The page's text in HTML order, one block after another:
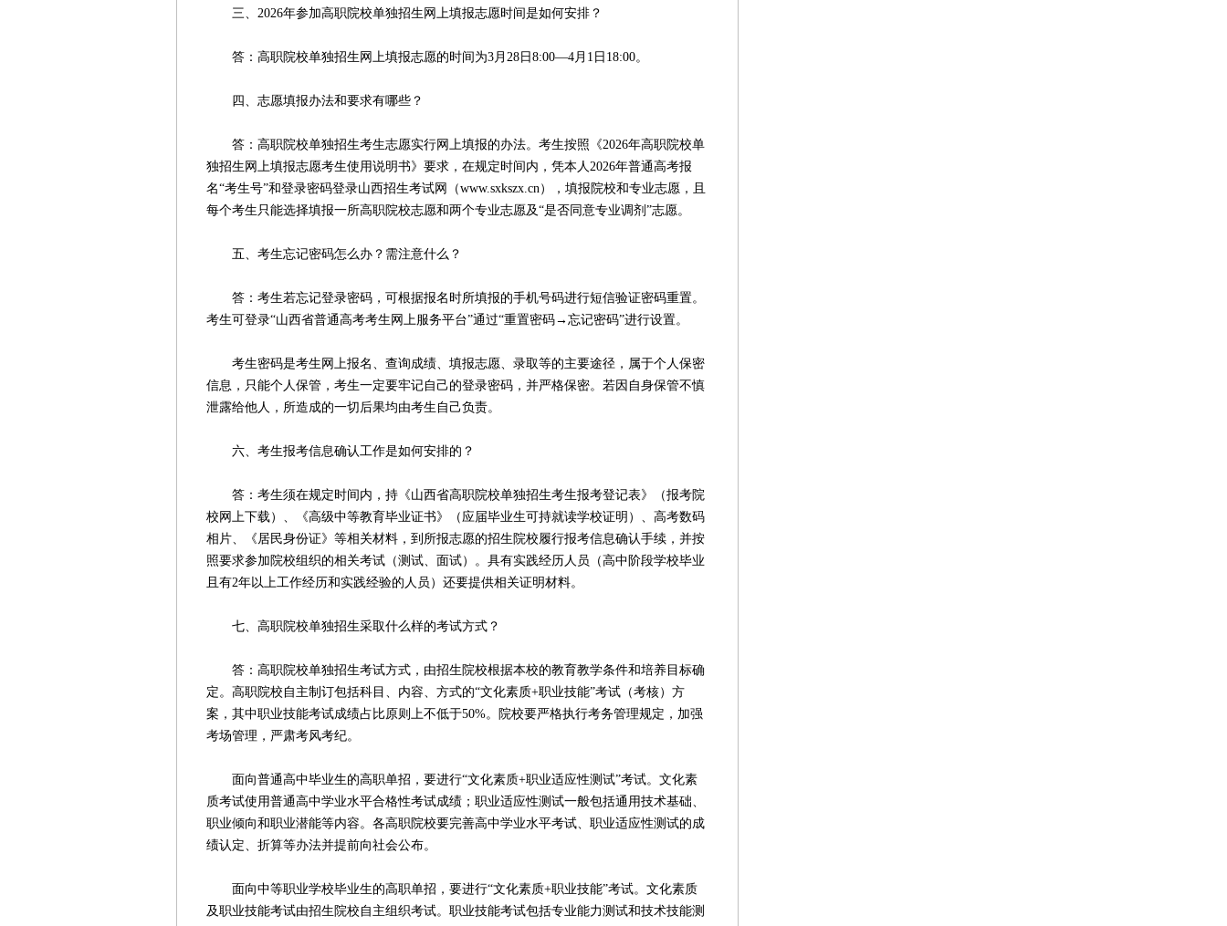
三、2026年参加高职院校单独招生网上填报志愿时间是如何安排？
答：高职院校单独招生网上填报志愿的时间为3月28日8:00—4月1日18:00。
四、志愿填报办法和要求有哪些？
答：高职院校单独招生考生志愿实行网上填报的办法。考生按照《2026年高职院校单
独招生网上填报志愿考生使用说明书》要求，在规定时间内，凭本人2026年普通高考报
名“考生号”和登录密码登录山西招生考试网（www.sxkszx.cn），填报院校和专业志愿，且
每个考生只能选择填报一所高职院校志愿和两个专业志愿及“是否同意专业调剂”志愿。
五、考生忘记密码怎么办？需注意什么？
答：考生若忘记登录密码，可根据报名时所填报的手机号码进行短信验证密码重置。
考生可登录“山西省普通高考考生网上服务平台”通过“重置密码→忘记密码”进行设置。
考生密码是考生网上报名、查询成绩、填报志愿、录取等的主要途径，属于个人保密
信息，只能个人保管，考生一定要牢记自己的登录密码，并严格保密。若因自身保管不慎
泄露给他人，所造成的一切后果均由考生自己负责。
六、考生报考信息确认工作是如何安排的？
答：考生须在规定时间内，持《山西省高职院校单独招生考生报考登记表》（报考院
校网上下载）、《高级中等教育毕业证书》（应届毕业生可持就读学校证明）、高考数码
相片、《居民身份证》等相关材料，到所报志愿的招生院校履行报考信息确认手续，并按
照要求参加院校组织的相关考试（测试、面试）。具有实践经历人员（高中阶段学校毕业
且有2年以上工作经历和实践经验的人员）还要提供相关证明材料。
七、高职院校单独招生采取什么样的考试方式？
答：高职院校单独招生考试方式，由招生院校根据本校的教育教学条件和培养目标确
定。高职院校自主制订包括科目、内容、方式的“文化素质+职业技能”考试（考核）方
案，其中职业技能考试成绩占比原则上不低于50%。院校要严格执行考务管理规定，加强
考场管理，严肃考风考纪。
面向普通高中毕业生的高职单招，要进行“文化素质+职业适应性测试”考试。文化素
质考试使用普通高中学业水平合格性考试成绩；职业适应性测试一般包括通用技术基础、
职业倾向和职业潜能等内容。各高职院校要完善高中学业水平考试、职业适应性测试的成
绩认定、折算等办法并提前向社会公布。
面向中等职业学校毕业生的高职单招，要进行“文化素质+职业技能”考试。文化素质
及职业技能考试由招生院校自主组织考试。职业技能考试包括专业能力测试和技术技能测